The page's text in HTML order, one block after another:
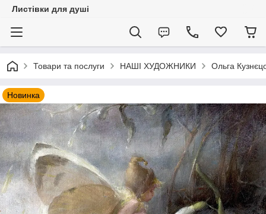
Листівки для душі
Товари та послуги НАШІ ХУДОЖНИКИ Ольга
Новинка